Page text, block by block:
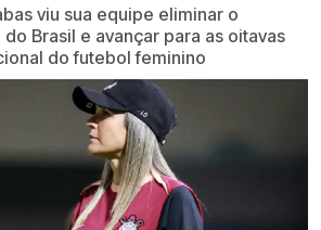
viu sua equipe eliminar o
Brasil e avançar para as oitavas
do futebol feminino